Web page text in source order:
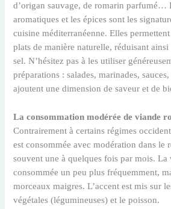
d’origan sauvage, de romarin parfumé…
aromatiques et les épices sont les
cuisine méditerranéenne. Elles
plats de manière naturelle, réduisant
sel. N’hésitez pas à les utiliser
préparations : salades, marinades,
ajoutent une dimension de saveur et de
La consommation modérée de viande
Contrairement à certains régimes
est consommée avec modération dans le
souvent une à quelques fois par mois. La
consommée un peu plus fréquemment,
morceaux maigres. L’accent est mis sur
végétales (légumineuses) et le poisson.